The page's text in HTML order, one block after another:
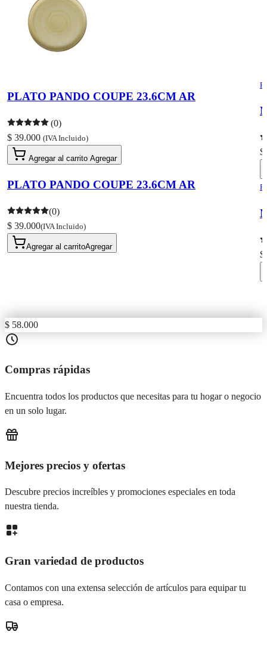
PLATO PANDO COUPE 23.6CM AR
(0)
$ 39.000 (IVA Incluido)
Agregar al carrito Agregar
PLATO PANDO COUPE 23.6CM AR
(0)
$ 39.000(IVA Incluido)
Agregar al carritoAgregar
$
$
$ 58.000
Compras rápidas
Encuentra todos los productos que necesitas para tu hogar o negocio
en un solo lugar.
Mejores precios y ofertas
Descubre precios increíbles y promociones especiales en toda
nuestra tienda.
Gran variedad de productos
Contamos con una extensa selección de artículos para equipar tu
casa o empresa.